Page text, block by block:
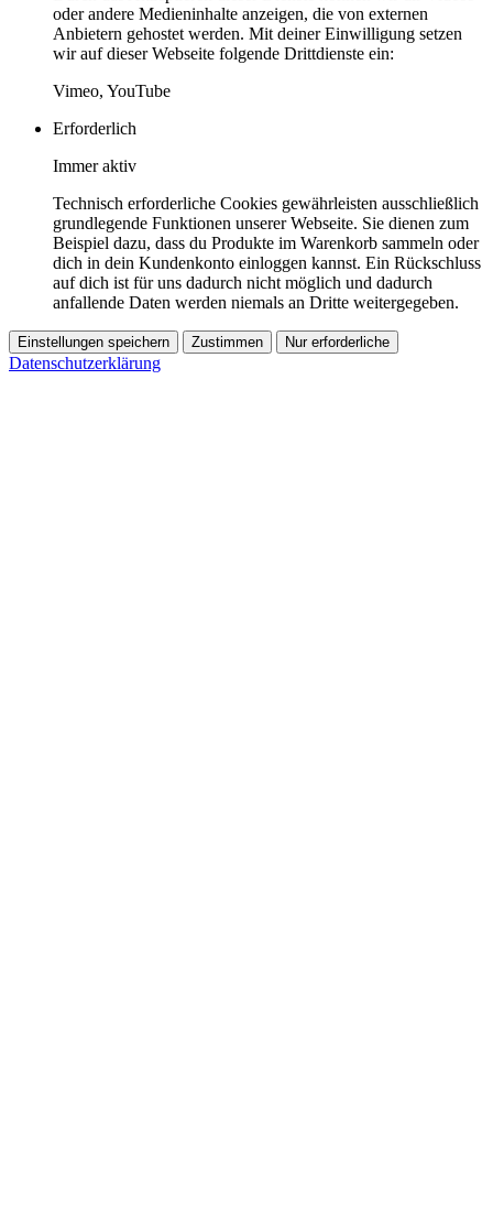
oder andere Medieninhalte anzeigen, die von externen
Anbietern gehostet werden. Mit deiner Einwilligung setzen
wir auf dieser Webseite folgende Drittdienste ein:
Vimeo, YouTube
Erforderlich
Immer aktiv
Technisch erforderliche Cookies gewährleisten ausschließlich
grundlegende Funktionen unserer Webseite. Sie dienen zum
Beispiel dazu, dass du Produkte im Warenkorb sammeln oder
dich in dein Kundenkonto einloggen kannst. Ein Rückschluss
auf dich ist für uns dadurch nicht möglich und dadurch
anfallende Daten werden niemals an Dritte weitergegeben.
Einstellungen speichern Zustimmen Nur erforderliche
Datenschutzerklärung